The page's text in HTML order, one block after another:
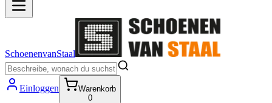
SchoenenvanStaal
Einloggen
Warenkorb
0